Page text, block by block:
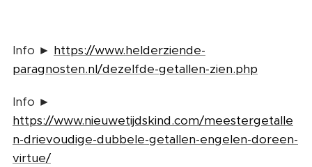
Info ► https://www.helderziende-
paragnosten.nl/dezelfde-getallen-zien.php
Info ►
https://www.nieuwetijdskind.com/meestergetalle
n-drievoudige-dubbele-getallen-engelen-doreen-
virtue/